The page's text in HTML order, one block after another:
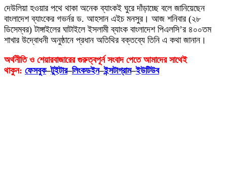
দেউলিয়া হওয়ার পথে থাকা অনেক ব্যাংকই ঘুরে দাঁড়াচ্ছে বলে জানিয়েছেন
বাংলাদেশ ব্যাংকের গভর্নর ড. আহসান এইচ মনসুর। আজ শনিবার (২৮
ডিসেম্বর) টাঙ্গাইলের ঘাটাইলে ইসলামী ব্যাংক বাংলাদেশ পিএলসি’র ৪০০তম
শাখার উদ্বোধনী অনুষ্ঠানে প্রধান অতিথির বক্তব্যে তিনি এ কথা জানান।
অর্থনীতি ও শেয়ারবাজারের গুরুত্বপূর্ন সংবাদ পেতে আমাদের সাথেই
থাকুন: ফেসবুক–টুইটার–লিংকডইন–ইন্সটাগ্রাম–ইউটিউব